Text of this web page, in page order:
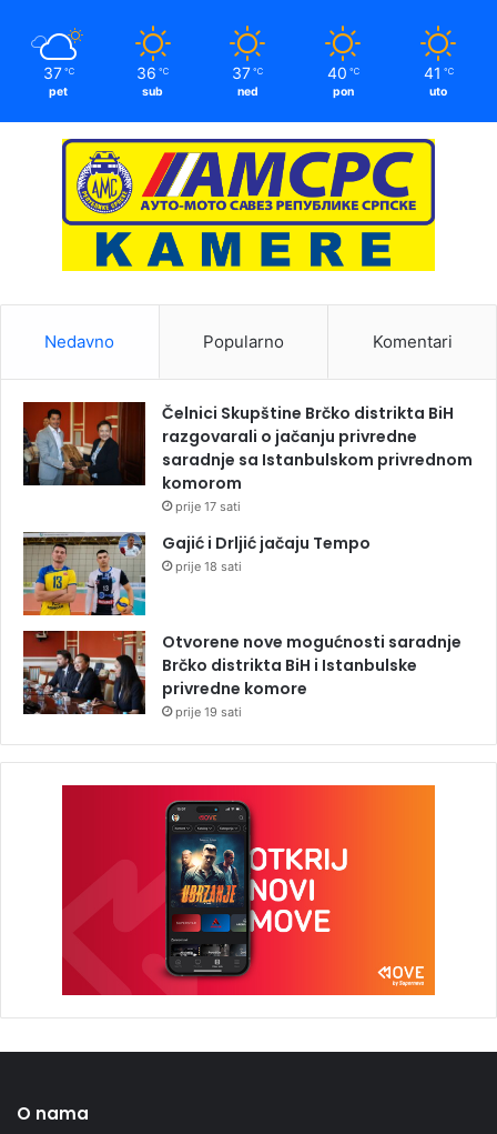
37 ℃
pet
36 ℃
sub
37 ℃
ned
40 ℃
pon
41 ℃
uto
Nedavno Popularno Komentari
Čelnici Skupštine Brčko distrikta BiH
razgovarali o jačanju privredne
saradnje sa Istanbulskom privrednom
komorom
prije 17 sati
Gajić i Drljić jačaju Tempo
prije 18 sati
Otvorene nove mogućnosti saradnje
Brčko distrikta BiH i Istanbulske
privredne komore
prije 19 sati
O nama